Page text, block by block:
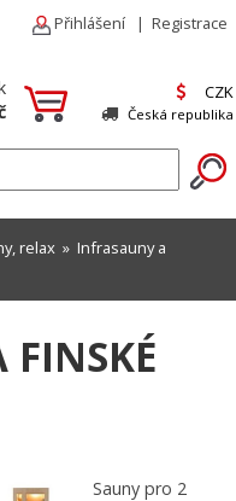
Přihlášení | Registrace
CZK
Česká republika
relax » Infrasauny a
FINSKÉ
Sauny pro 2